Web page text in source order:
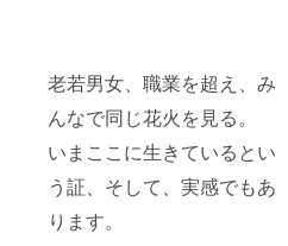
老若男女、職業を超え、み
んなで同じ花火を見る。
いまここに生きているとい
う証、そして、実感でもあ
ります。